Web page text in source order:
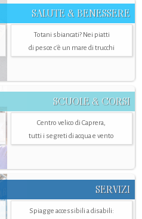
SALUTE & BENESSERE
Totani sbiancati? Nei piatti
di pesce c'è un mare di trucchi
SCUOLE & CORSI
Centro velico di Caprera,
tutti i segreti di acqua e vento
SERVIZI
Spiagge accessibili a disabili: